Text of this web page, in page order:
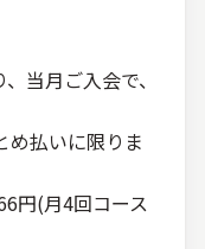
当月ご入会で、
払いに限りま
円(月4回コース